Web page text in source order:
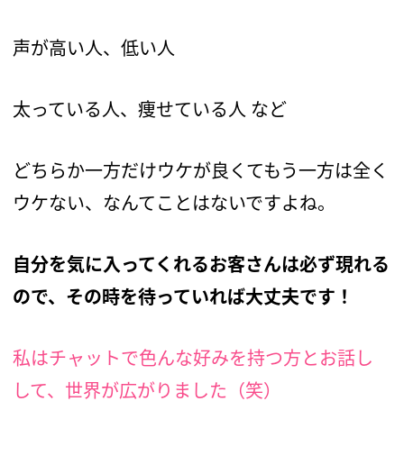
声が高い人、低い人
太っている人、痩せている人 など
どちらか一方だけウケが良くてもう一方は全く
ウケない、なんてことはないですよね。
自分を気に入ってくれるお客さんは必ず現れる
ので、その時を待っていれば大丈夫です！
私はチャットで色んな好みを持つ方とお話し
して、世界が広がりました（笑）